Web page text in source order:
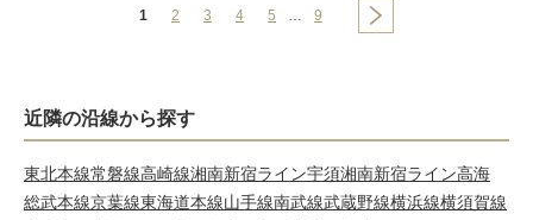
1 2 3 4 5 … 9
近隣の沿線から探す
東北本線常磐線高崎線湘南新宿ライン宇須湘南新宿ライン高海
総武本線京葉線東海道本線山手線南武線武蔵野線横浜線横須賀線